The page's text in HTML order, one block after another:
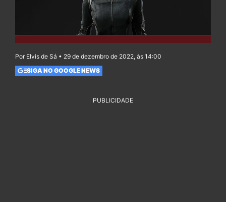
Por Elvis de Sá • 29 de dezembro de 2022, às 14:00
SIGA NO GOOGLE NEWS
PUBLICIDADE